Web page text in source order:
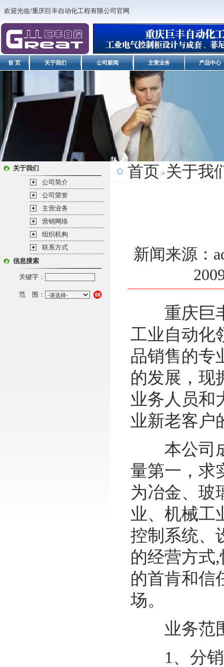
欢迎光临!重庆巨丰自动化工程有限公司官网
首 页 关于我们 公司新闻 主营业务 产品中心
关于我们
公司简介
公司荣誉
主营业务
营销网络
组织机构
联系方式
信息搜索
关键字：
范 围：
首页 关于我
新闻来源：
重庆巨丰
工业自动化
品销售的专
的发展，现
业务人员和
业新老客户
本公司成
量第一，求
为冶金、玻
业、机械工
控制系统、
的经营方式
的首肯和信
场。
业务范
1、分销